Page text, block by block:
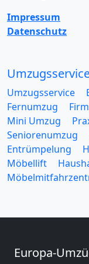
Impressum
Datenschutz
Umzugsservice
Fernumzug
Mini Umzug
Seniorenumzug
Entrümpelung
Möbellift
Europa-